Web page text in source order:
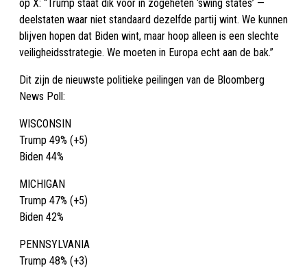
op X: “Trump staat dik voor in zogeheten ‘swing states’ —
deelstaten waar niet standaard dezelfde partij wint. We kunnen
blijven hopen dat Biden wint, maar hoop alleen is een slechte
veiligheidsstrategie. We moeten in Europa echt aan de bak.”
Dit zijn de nieuwste politieke peilingen van de Bloomberg
News Poll:
WISCONSIN
Trump 49% (+5)
Biden 44%
MICHIGAN
Trump 47% (+5)
Biden 42%
PENNSYLVANIA
Trump 48% (+3)